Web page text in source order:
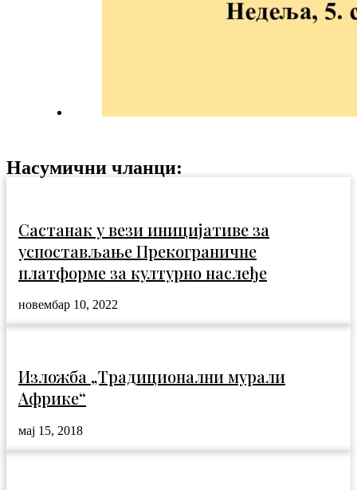
Насумични чланци:
Састанак у вези иницијативе за
успостављање Прекограничне
платформе за културно наслеђе
новембар 10, 2022
Изложба „Традиционални мурали
Африке“
мај 15, 2018